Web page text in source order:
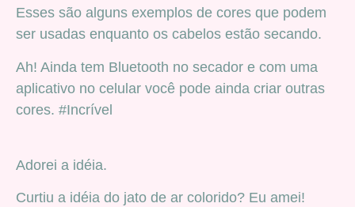
Esses são alguns exemplos de cores que podem
ser usadas enquanto os cabelos estão secando.
Ah! Ainda tem Bluetooth no secador e com uma
aplicativo no celular você pode ainda criar outras
cores. #Incrível
Adorei a idéia.
Curtiu a idéia do jato de ar colorido? Eu amei!